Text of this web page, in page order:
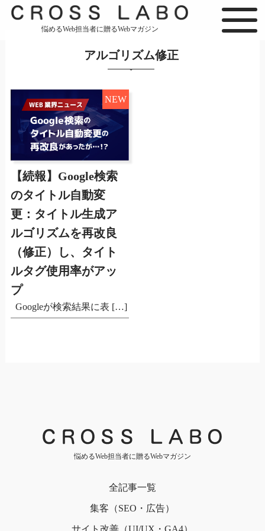
悩めるWeb担当者に贈るWebマガジン
アルゴリズム修正
NEW
【続報】Google検索
のタイトル自動変
更：タイトル生成ア
ルゴリズムを再改良
（修正）し、タイト
ルタグ使用率がアッ
プ
Googleが検索結果に表 […]
悩めるWeb担当者に贈るWebマガジン
全記事一覧
集客（SEO・広告）
サイト改善（UI/UX・GA4）